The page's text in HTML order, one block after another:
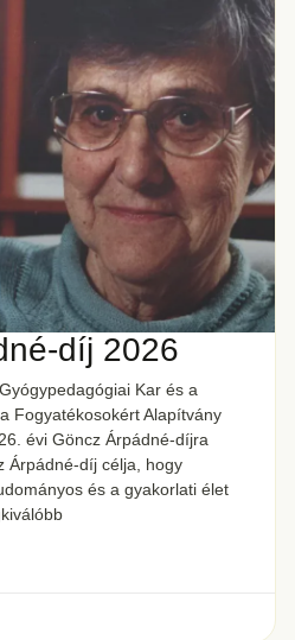
díj 2026
Kar és a
Fogyatékosokért Alapítvány
évi Göncz Árpádné-díjra
Árpádné-díj célja, hogy
és a gyakorlati élet